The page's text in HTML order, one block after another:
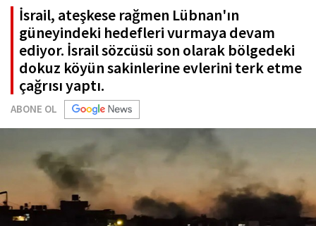
İsrail, ateşkese rağmen Lübnan'ın
güneyindeki hedefleri vurmaya devam
ediyor. İsrail sözcüsü son olarak bölgedeki
dokuz köyün sakinlerine evlerini terk etme
çağrısı yaptı.
ABONE OL